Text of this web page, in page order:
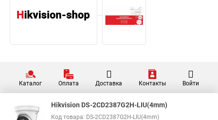
Каталог Оплата Доставка Контакты Войти
Hikvision DS-2CD2387G2H-LIU(4mm)
Код товара: DS-2CD2387G2H-LIU(4mm)